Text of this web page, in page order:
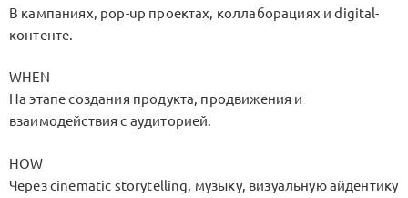
В кампаниях, pop-up проектах, коллаборациях и digital-
контенте.
WHEN
На этапе создания продукта, продвижения и
взаимодействия с аудиторией.
HOW
Через cinematic storytelling, музыку, визуальную айдентику